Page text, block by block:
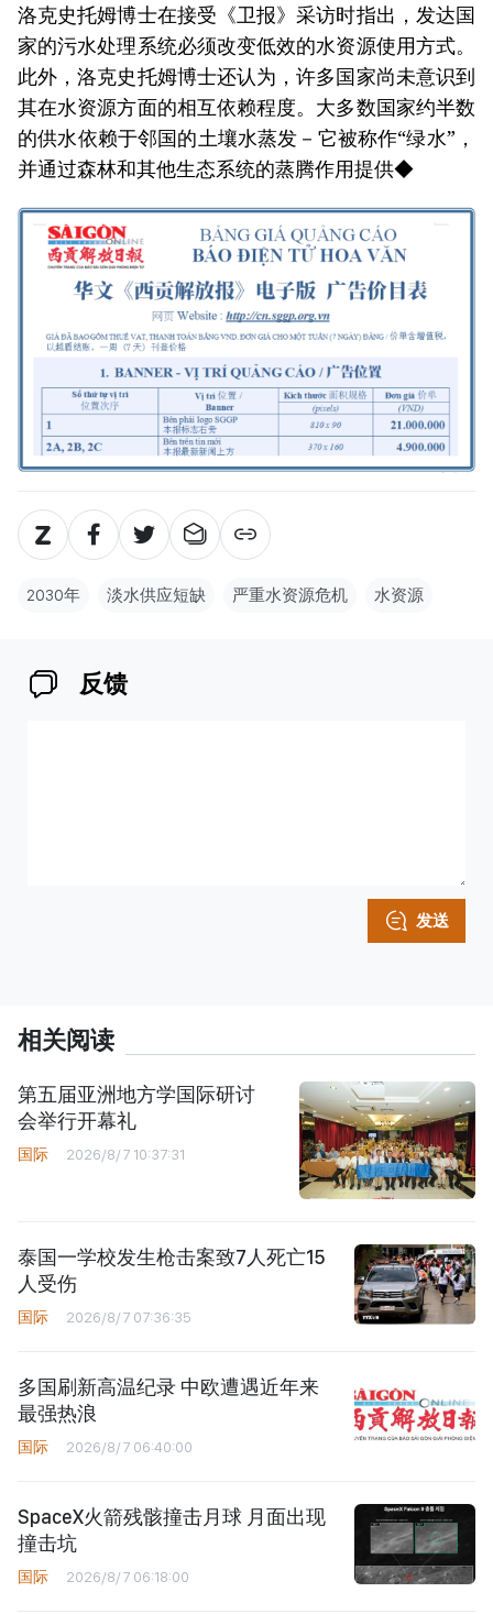
洛克史托姆博士在接受《卫报》采访时指出，发达国
家的污水处理系统必须改变低效的水资源使用方式。
此外，洛克史托姆博士还认为，许多国家尚未意识到
其在水资源方面的相互依赖程度。大多数国家约半数
的供水依赖于邻国的土壤水蒸发－它被称作“绿水”，
并通过森林和其他生态系统的蒸腾作用提供◆
2030年 淡水供应短缺 严重水资源危机 水资源
反馈
发送
相关阅读
第五届亚洲地方学国际研讨
会举行开幕礼
国际 2026/8/7 10:37:31
泰国一学校发生枪击案致7人死亡15
人受伤
国际 2026/8/7 07:36:35
多国刷新高温纪录 中欧遭遇近年来
最强热浪
国际 2026/8/7 06:40:00
SpaceX火箭残骸撞击月球 月面出现
撞击坑
国际 2026/8/7 06:18:00